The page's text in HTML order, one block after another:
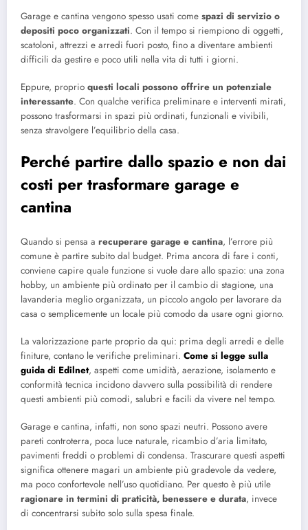
Garage e cantina vengono spesso usati come spazi di servizio o
depositi poco organizzati. Con il tempo si riempiono di oggetti,
scatoloni, attrezzi e arredi fuori posto, fino a diventare ambienti
difficili da gestire e poco utili nella vita di tutti i giorni.
Eppure, proprio questi locali possono offrire un potenziale
interessante. Con qualche verifica preliminare e interventi mirati,
possono trasformarsi in spazi più ordinati, funzionali e vivibili,
senza stravolgere l’equilibrio della casa.
Perché partire dallo spazio e non dai
costi per trasformare garage e
cantina
Quando si pensa a recuperare garage e cantina, l’errore più
comune è partire subito dal budget. Prima ancora di fare i conti,
conviene capire quale funzione si vuole dare allo spazio: una zona
hobby, un ambiente più ordinato per il cambio di stagione, una
lavanderia meglio organizzata, un piccolo angolo per lavorare da
casa o semplicemente un locale più comodo da usare ogni giorno.
La valorizzazione parte proprio da qui: prima degli arredi e delle
finiture, contano le verifiche preliminari. Come si legge sulla
guida di Edilnet, aspetti come umidità, aerazione, isolamento e
conformità tecnica incidono davvero sulla possibilità di rendere
questi ambienti più comodi, salubri e facili da vivere nel tempo.
Garage e cantina, infatti, non sono spazi neutri. Possono avere
pareti controterra, poca luce naturale, ricambio d’aria limitato,
pavimenti freddi o problemi di condensa. Trascurare questi aspetti
significa ottenere magari un ambiente più gradevole da vedere,
ma poco confortevole nell’uso quotidiano. Per questo è più utile
ragionare in termini di praticità, benessere e durata, invece
di concentrarsi subito solo sulla spesa finale.